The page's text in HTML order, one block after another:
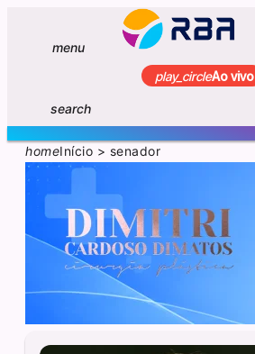
menu
play_circleAo vivo
search
homeInício > senador